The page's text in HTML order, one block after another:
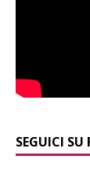
SEGUICI SU